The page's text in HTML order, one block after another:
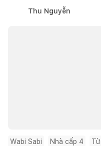
Thu Nguyễn
Wabi Sabi Nhà cấp 4